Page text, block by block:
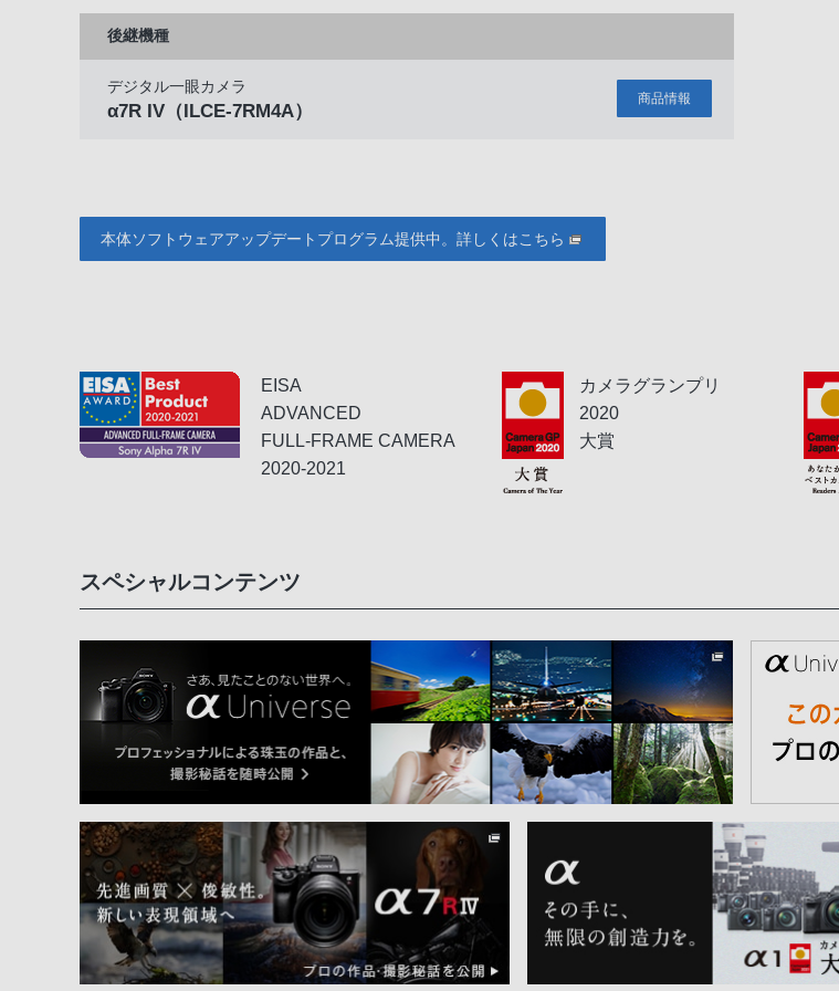
後継機種
デジタル一眼カメラ
α7R IV （ILCE-7RM4A）
商品情報
本体ソフトウェアアップデートプログラム提供中。詳しくはこちら
EISA
ADVANCED
FULL-FRAME CAMERA
2020-2021
カメラグランプリ
2020
大賞
スペシャルコンテンツ